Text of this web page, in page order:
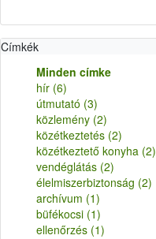
Címkék
Minden címke
hír (6)
útmutató (3)
közlemény (2)
közétkeztetés (2)
közétkeztető konyha (2)
vendéglátás (2)
élelmiszerbiztonság (2)
archívum (1)
büfékocsi (1)
ellenőrzés (1)